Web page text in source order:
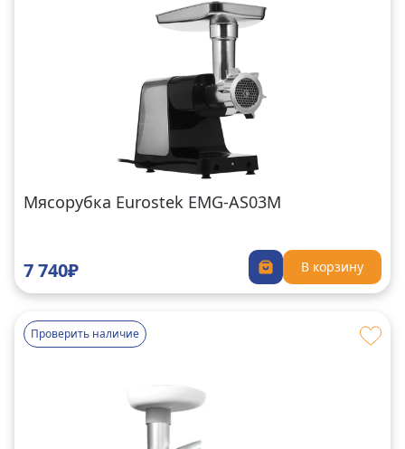
Мясорубка Eurostek EMG-AS03M
7 740₽ В корзину
Проверить наличие